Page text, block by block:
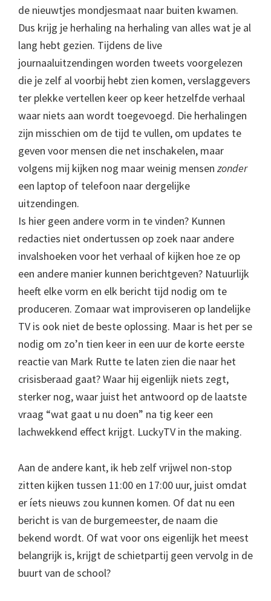
de nieuwtjes mondjesmaat naar buiten kwamen.
Dus krijg je herhaling na herhaling van alles wat je al
lang hebt gezien. Tijdens de live
journaaluitzendingen worden tweets voorgelezen
die je zelf al voorbij hebt zien komen, verslaggevers
ter plekke vertellen keer op keer hetzelfde verhaal
waar niets aan wordt toegevoegd. Die herhalingen
zijn misschien om de tijd te vullen, om updates te
geven voor mensen die net inschakelen, maar
volgens mij kijken nog maar weinig mensen zonder
een laptop of telefoon naar dergelijke
uitzendingen.
Is hier geen andere vorm in te vinden? Kunnen
redacties niet ondertussen op zoek naar andere
invalshoeken voor het verhaal of kijken hoe ze op
een andere manier kunnen berichtgeven? Natuurlijk
heeft elke vorm en elk bericht tijd nodig om te
produceren. Zomaar wat improviseren op landelijke
TV is ook niet de beste oplossing. Maar is het per se
nodig om zo’n tien keer in een uur de korte eerste
reactie van Mark Rutte te laten zien die naar het
crisisberaad gaat? Waar hij eigenlijk niets zegt,
sterker nog, waar juist het antwoord op de laatste
vraag “wat gaat u nu doen” na tig keer een
lachwekkend effect krijgt. LuckyTV in the making.
Aan de andere kant, ik heb zelf vrijwel non-stop
zitten kijken tussen 11:00 en 17:00 uur, juist omdat
er íets nieuws zou kunnen komen. Of dat nu een
bericht is van de burgemeester, de naam die
bekend wordt. Of wat voor ons eigenlijk het meest
belangrijk is, krijgt de schietpartij geen vervolg in de
buurt van de school?